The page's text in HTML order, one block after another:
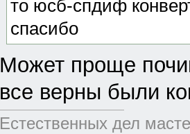
то юсб-спдиф
спасибо
Может проще
все верны были
Естественных дел